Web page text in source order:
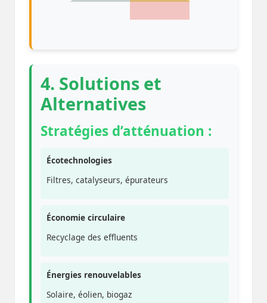
4. Solutions et
Alternatives
Stratégies d’atténuation :
Écotechnologies
Filtres, catalyseurs, épurateurs
Économie circulaire
Recyclage des effluents
Énergies renouvelables
Solaire, éolien, biogaz